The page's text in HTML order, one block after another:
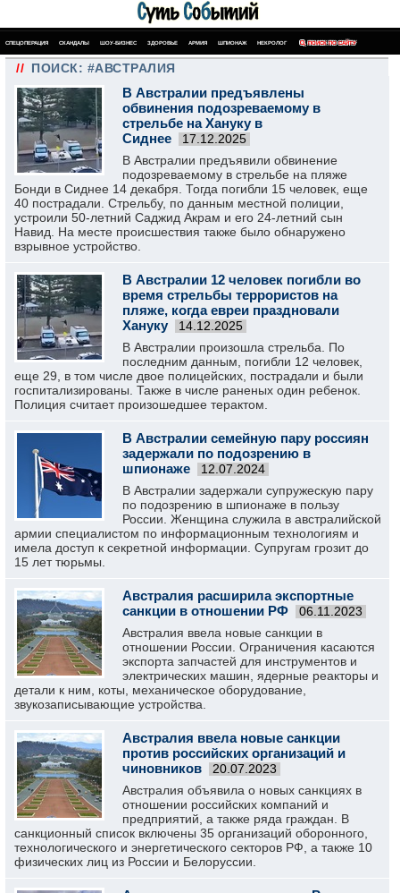
СПЕЦОПЕРАЦИЯ СКАНДАЛЫ ШОУ-БИЗНЕС ЗДОРОВЬЕ АРМИЯ ШПИОНАЖ НЕКРОЛОГ ПОИСК ПО САЙТУ
// ПОИСК: #АВСТРАЛИЯ
В Австралии предъявлены
обвинения подозреваемому в
стрельбе на Хануку в
Сиднее
17.12.2025
В Австралии предъявили обвинение
подозреваемому в стрельбе на пляже
Бонди в Сиднее 14 декабря. Тогда погибли 15 человек, еще
40 пострадали. Стрельбу, по данным местной полиции,
устроили 50-летний Саджид Акрам и его 24-летний сын
Навид. На месте происшествия также было обнаружено
взрывное устройство.
В Австралии 12 человек погибли во
время стрельбы террористов на
пляже, когда евреи праздновали
Хануку
14.12.2025
В Австралии произошла стрельба. По
последним данным, погибли 12 человек,
еще 29, в том числе двое полицейских, пострадали и были
госпитализированы. Также в числе раненых один ребенок.
Полиция считает произошедшее терактом.
В Австралии семейную пару россиян
задержали по подозрению в
шпионаже
12.07.2024
В Австралии задержали супружескую пару
по подозрению в шпионаже в пользу
России. Женщина служила в австралийской
армии специалистом по информационным технологиям и
имела доступ к секретной информации. Супругам грозит до
15 лет тюрьмы.
Австралия расширила экспортные
санкции в отношении РФ
06.11.2023
Австралия ввела новые санкции в
отношении России. Ограничения касаются
экспорта запчастей для инструментов и
электрических машин, ядерные реакторы и
детали к ним, коты, механическое оборудование,
звукозаписывающие устройства.
Австралия ввела новые санкции
против российских организаций и
чиновников
20.07.2023
Австралия объявила о новых санкциях в
отношении российских компаний и
предприятий, а также ряда граждан. В
санкционный список включены 35 организаций оборонного,
технологического и энергетического секторов РФ, а также 10
физических лиц из России и Белоруссии.